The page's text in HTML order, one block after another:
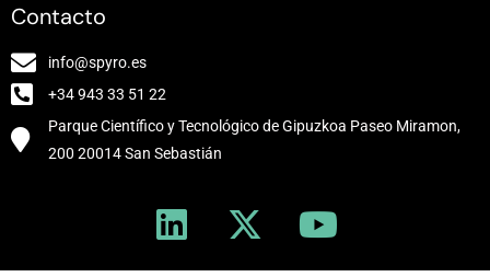
Contacto
info@spyro.es
+34 943 33 51 22
Parque Científico y Tecnológico de Gipuzkoa Paseo Miramon,
200 20014 San Sebastián